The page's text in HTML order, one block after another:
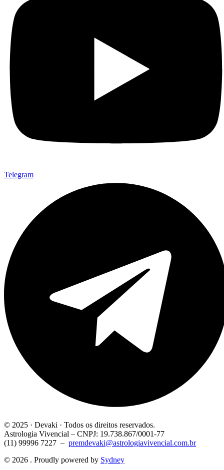
Telegram
© 2025 · Devaki · Todos os direitos reservados.
Astrologia Vivencial – CNPJ: 19.738.867/0001-77
(11) 99996 7227 – premdevaki@astrologiavivencial.com.br
© 2026 . Proudly powered by Sydney